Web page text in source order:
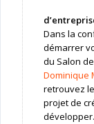
Dans la
démarrer
du Salon
Dominique
retrouvez
projet de
développer.